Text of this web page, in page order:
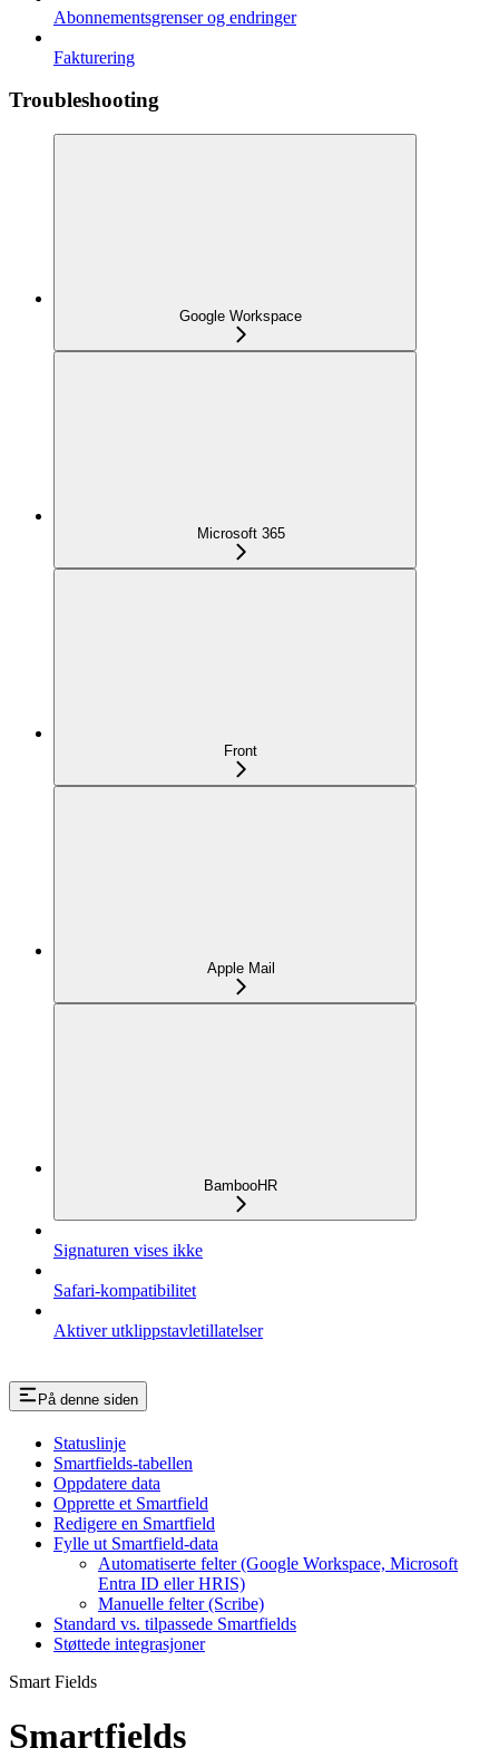
Abonnementsgrenser og endringer
Fakturering
Troubleshooting
Google Workspace
Microsoft 365
Front
Apple Mail
BambooHR
Signaturen vises ikke
Safari-kompatibilitet
Aktiver utklippstavletillatelser
På denne siden
Statuslinje
Smartfields-tabellen
Oppdatere data
Opprette et Smartfield
Redigere en Smartfield
Fylle ut Smartfield-data
Automatiserte felter (Google Workspace, Microsoft
Entra ID eller HRIS)
Manuelle felter (Scribe)
Standard vs. tilpassede Smartfields
Støttede integrasjoner
Smart Fields
Smartfields